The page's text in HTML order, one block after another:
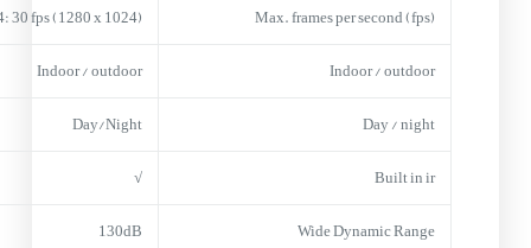
Max. frames per second (fps)
30 fps (1280 x 1024)
Indoor / outdoor
Indoor / outdoor
Day / night
Day/Night
Built in ir
√
Wide Dynamic Range
130dB